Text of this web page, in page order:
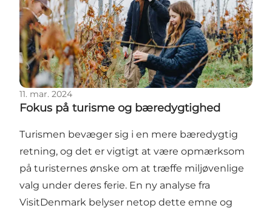
11. mar. 2024
Fokus på turisme og bæredygtighed
Turismen bevæger sig i en mere bæredygtig
retning, og det er vigtigt at være opmærksom
på turisternes ønske om at træffe miljøvenlige
valg under deres ferie. En ny analyse fra
VisitDenmark belyser netop dette emne og